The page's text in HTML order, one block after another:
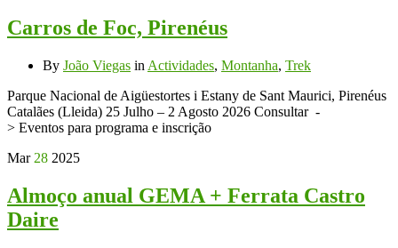
Carros de Foc, Pirenéus
By João Viegas in Actividades, Montanha, Trek
Parque Nacional de Aigüestortes i Estany de Sant Maurici, Pirenéus
Catalães (Lleida) 25 Julho – 2 Agosto 2026 Consultar -
> Eventos para programa e inscrição
Mar 28 2025
Almoço anual GEMA + Ferrata Castro
Daire